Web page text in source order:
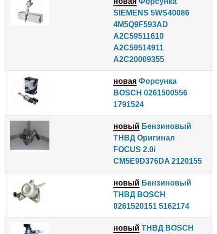
SIEMENS 5WS40086
4M5Q9F593AD
A2C59511610
A2C59514911
A2C20009355
новая Форсунка
BOSCH 0261500556
1791524
новый Бензиновый
ТНВД Оригинал
FOCUS 2.0i
CM5E9D376DA 2120155
новый Бензиновый
ТНВД BOSCH
0261520151 5162174
новый ТНВД BOSCH